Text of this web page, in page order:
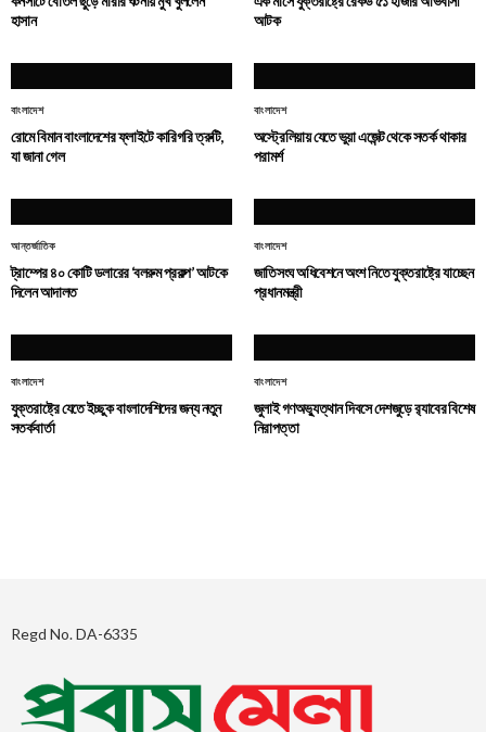
হাসান
আটক
বাংলাদেশ
রোমে বিমান বাংলাদেশের ফ্লাইটে কারিগরি ত্রুটি,
যা জানা গেল
বাংলাদেশ
অস্ট্রেলিয়ায় যেতে ভুয়া এজেন্ট থেকে সতর্ক থাকার
পরামর্শ
আন্তর্জাতিক
ট্রাম্পের ৪০ কোটি ডলারের ‘বলরুম প্রকল্প’ আটকে
দিলেন আদালত
বাংলাদেশ
জাতিসংঘ অধিবেশনে অংশ নিতে যুক্তরাষ্ট্রে যাচ্ছেন
প্রধানমন্ত্রী
বাংলাদেশ
যুক্তরাষ্ট্রে যেতে ইচ্ছুক বাংলাদেশিদের জন্য নতুন
সতর্কবার্তা
বাংলাদেশ
জুলাই গণঅভ্যুত্থান দিবসে দেশজুড়ে র‌্যাবের বিশেষ
নিরাপত্তা
Regd No. DA-6335